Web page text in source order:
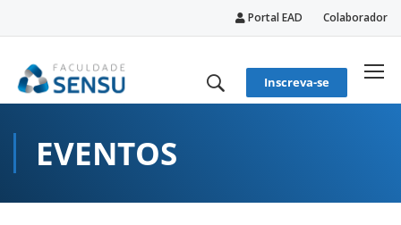
Portal EAD Colaborador
Inscreva-se
EVENTOS